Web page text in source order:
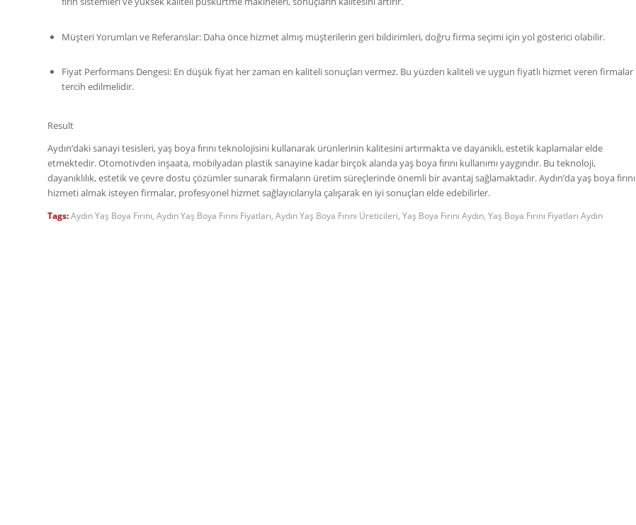
Müşteri Yorumları ve Referanslar: Daha önce hizmet almış müşterilerin geri bildirimleri, doğru firma seçimi için yol gösterici olabilir.
Fiyat Performans Dengesi: En düşük fiyat her zaman en kaliteli sonuçları vermez. Bu yüzden kaliteli ve uygun fiyatlı hizmet veren firmalar
tercih edilmelidir.
Result
Aydın’daki sanayi tesisleri, yaş boya fırını teknolojisini kullanarak ürünlerinin kalitesini artırmakta ve dayanıklı, estetik kaplamalar elde
etmektedir. Otomotivden inşaata, mobilyadan plastik sanayine kadar birçok alanda yaş boya fırını kullanımı yaygındır. Bu teknoloji,
dayanıklılık, estetik ve çevre dostu çözümler sunarak firmaların üretim süreçlerinde önemli bir avantaj sağlamaktadır. Aydın’da yaş boya fırını
hizmeti almak isteyen firmalar, profesyonel hizmet sağlayıcılarıyla çalışarak en iyi sonuçları elde edebilirler.
Tags:Aydın Yaş Boya Fırını Aydın Yaş Boya Fırını Fiyatları Aydın Yaş Boya Fırını Üreticileri Yaş Boya Fırını Aydın Yaş Boya Fırını Fiyatları Aydın